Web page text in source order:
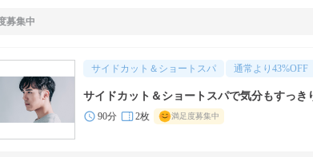
募集中
サイドカット＆ショートスパ 通常より 43%OFF
サイドカット＆ショートスパで気分もすっき
90分 2枚 満足度募集中